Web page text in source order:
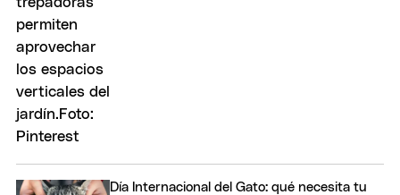
Día Internacional del Gato: qué necesita tu